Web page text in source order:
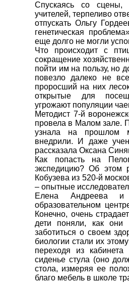
Спускаясь со сцены,
учителей, терпеливо
отпускать Ольгу
генетическая
еще долго не могли
Что происходит с
сокращение
пойти им на пользу, но
повезло далеко не
проросший на них
открытые для
угрожают популяции
Методист 7-й
провела в Малом зале.
узнала на прошлом
внедрили. И даже
рассказала Оксана
Как попасть на
экспедицию? Об этом
Кобузева из 520-й
– опытные
Елена Андреева
образовательном
Конечно, очень
дети поняли, как они
заботиться о своем
биологии стали их
переходя из
сиденье стула (оно
стола, измеряя ее
благо мебель в школе